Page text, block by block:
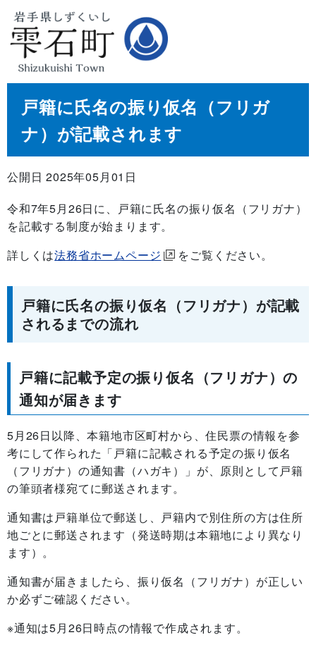
戸籍に氏名の振り仮名（フリガ
ナ）が記載されます
公開日 2025年05月01日
令和7年5月26日に、戸籍に氏名の振り仮名（フリガナ）
を記載する制度が始まります。
詳しくは法務省ホームページ をご覧ください。
戸籍に氏名の振り仮名（フリガナ）が記載
されるまでの流れ
戸籍に記載予定の振り仮名（フリガナ）の
通知が届きます
5月26日以降、本籍地市区町村から、住民票の情報を参
考にして作られた「戸籍に記載される予定の振り仮名
（フリガナ）の通知書（ハガキ）」が、原則として戸籍
の筆頭者様宛てに郵送されます。
通知書は戸籍単位で郵送し、戸籍内で別住所の方は住所
地ごとに郵送されます（発送時期は本籍地により異なり
ます）。
通知書が届きましたら、振り仮名（フリガナ）が正しい
か必ずご確認ください。
※通知は5月26日時点の情報で作成されます。